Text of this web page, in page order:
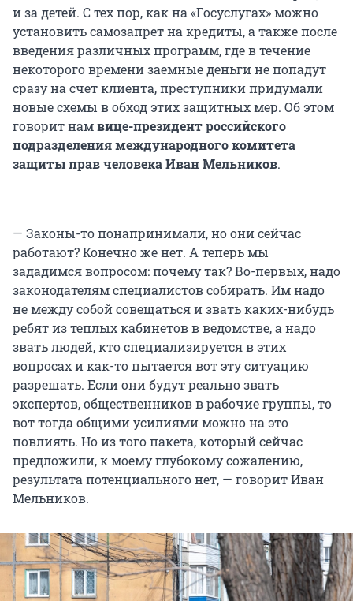
и за детей. С тех пор, как на «Госуслугах» можно
установить самозапрет на кредиты, а также после
введения различных программ, где в течение
некоторого времени заемные деньги не попадут
сразу на счет клиента, преступники придумали
новые схемы в обход этих защитных мер. Об этом
говорит намвице-президент российского
подразделения международного комитета
защиты прав человека Иван Мельников.
— Законы-то понапринимали, но они сейчас
работают? Конечно же нет. А теперь мы
зададимся вопросом: почему так? Во-первых, надо
законодателям специалистов собирать. Им надо
не между собой совещаться и звать каких-нибудь
ребят из теплых кабинетов в ведомстве, а надо
звать людей, кто специализируется в этих
вопросах и как-то пытается вот эту ситуацию
разрешать. Если они будут реально звать
экспертов, общественников в рабочие группы, то
вот тогда общими усилиями можно на это
повлиять. Но из того пакета, который сейчас
предложили, к моему глубокому сожалению,
результата потенциального нет, — говорит Иван
Мельников.